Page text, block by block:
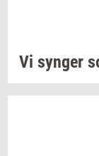
Vi syn­ger